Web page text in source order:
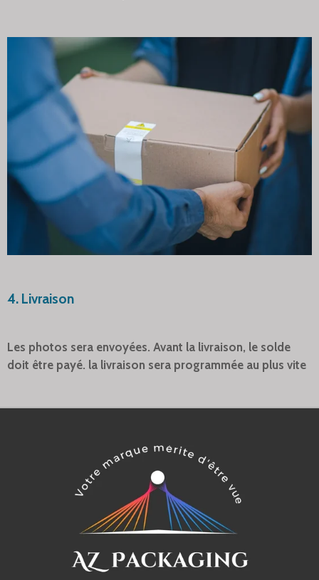
4. Livraison
Les photos sera envoyées. Avant la livraison, le solde
doit être payé. la livraison sera programmée au plus vite